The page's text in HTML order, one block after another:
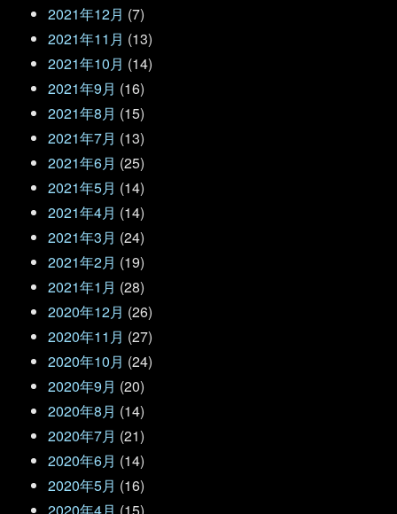
2021年12月 (7)
2021年11月 (13)
2021年10月 (14)
2021年9月 (16)
2021年8月 (15)
2021年7月 (13)
2021年6月 (25)
2021年5月 (14)
2021年4月 (14)
2021年3月 (24)
2021年2月 (19)
2021年1月 (28)
2020年12月 (26)
2020年11月 (27)
2020年10月 (24)
2020年9月 (20)
2020年8月 (14)
2020年7月 (21)
2020年6月 (14)
2020年5月 (16)
2020年4月 (15)